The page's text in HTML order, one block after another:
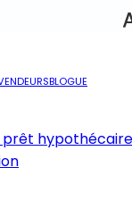
BLOGUE
prêt hypothécaire